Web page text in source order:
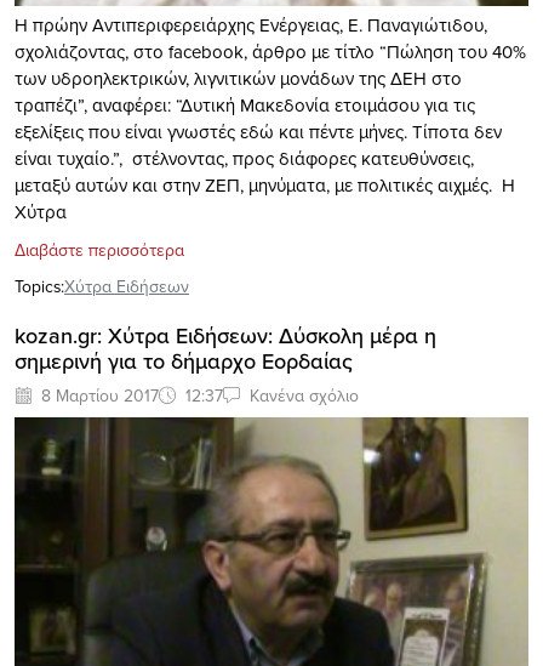
Η πρώην Αντιπεριφερειάρχης Ενέργειας, Ε. Παναγιώτιδου,
σχολιάζοντας, στο facebook, άρθρο με τίτλο “Πώληση του 40%
των υδροηλεκτρικών, λιγνιτικών μονάδων της ΔΕΗ στο
τραπέζι”, αναφέρει: “Δυτική Μακεδονία ετοιμάσου για τις
εξελίξεις που είναι γνωστές εδώ και πέντε μήνες. Τίποτα δεν
είναι τυχαίο.”, στέλνοντας, προς διάφορες κατευθύνσεις,
μεταξύ αυτών και στην ΖΕΠ, μηνύματα, με πολιτικές αιχμές. Η
Χύτρα
Διαβάστε περισσότερα
Topics:Xύτρα Ειδήσεων
kozan.gr: Χύτρα Ειδήσεων: Δύσκολη μέρα η
σημερινή για το δήμαρχο Εορδαίας
8 Μαρτίου 2017 12:37 Κανένα σχόλιο